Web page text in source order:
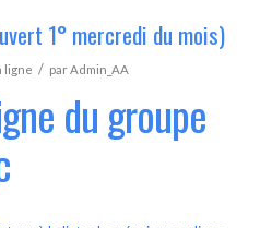
1° mercredi du mois)
ligne / parAdmin_AA
du groupe